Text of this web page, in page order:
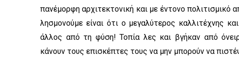
πανέμορφη αρχιτεκτονική και με έντονο
λησμονούμε είναι ότι ο μεγαλύτερος καλλιτέχνης
άλλος από τη φύση! Τοπία λες και βγήκαν από
κάνουν τους επισκέπτες τους να μην μπορούν να